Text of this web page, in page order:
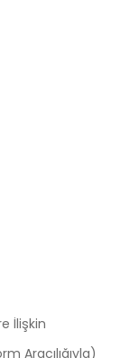
İlişkin
Aracılığıyla)